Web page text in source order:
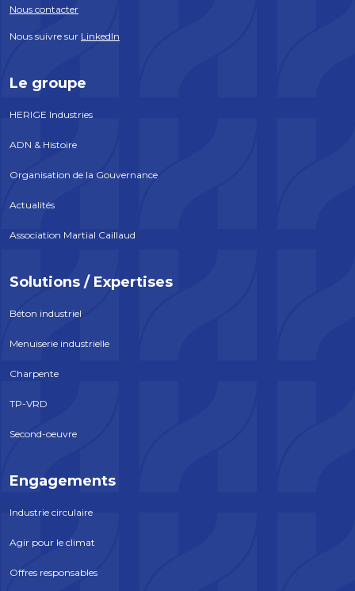
Nous contacter
Nous suivre sur LinkedIn
Le groupe
HERIGE Industries
ADN & Histoire
Organisation de la Gouvernance
Actualités
Association Martial Caillaud
Solutions / Expertises
Béton industriel
Menuiserie industrielle
Charpente
TP-VRD
Second-oeuvre
Engagements
Industrie circulaire
Agir pour le climat
Offres responsables